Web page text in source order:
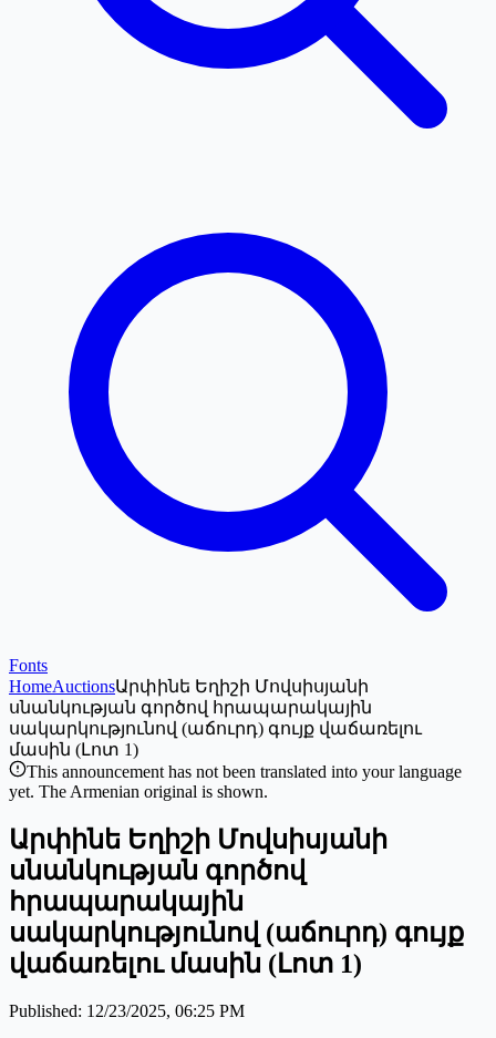
Fonts
HomeAuctionsԱրփինե Եղիշի Մովսիսյանի
սնանկության գործով հրապարակային
սակարկությունով (աճուրդ) գույք վաճառելու
մասին (Լոտ 1)
This announcement has not been translated into your language
yet. The Armenian original is shown.
Արփինե Եղիշի Մովսիսյանի
սնանկության գործով
հրապարակային
սակարկությունով (աճուրդ) գույք
վաճառելու մասին (Լոտ 1)
Published: 12/23/2025, 06:25 PM